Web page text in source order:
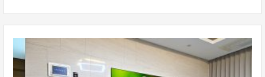
께 사용할 수 있도록 세팅해드렸습니다. Magico A3 플로어스탠딩 스피커
어 주목 ···